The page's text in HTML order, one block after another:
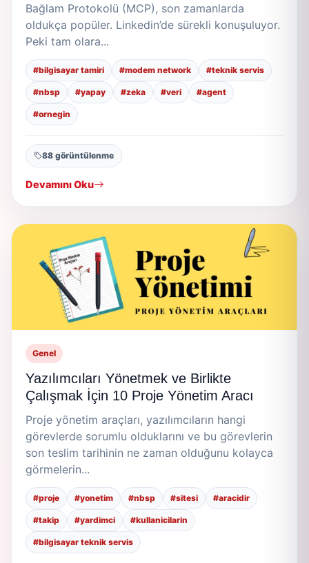
Bağlam Protokolü (MCP), son zamanlarda
oldukça popüler. Linkedin’de sürekli konuşuluyor.
Peki tam olara...
#bilgisayar tamiri #modem network #teknik servis
#nbsp #yapay #zeka #veri #agent
#ornegin
88 görüntülenme
Devamını Oku
Genel
Yazılımcıları Yönetmek ve Birlikte
Çalışmak İçin 10 Proje Yönetim Aracı
Proje yönetim araçları, yazılımcıların hangi
görevlerde sorumlu olduklarını ve bu görevlerin
son teslim tarihinin ne zaman olduğunu kolayca
görmelerin...
#proje #yonetim #nbsp #sitesi #aracidir
#takip #yardimci #kullanicilarin
#bilgisayar teknik servis